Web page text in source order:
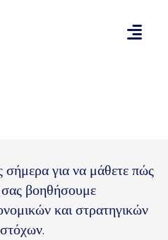
σήμερα για να μάθετε πώς
βοηθήσουμε
και στρατηγικών